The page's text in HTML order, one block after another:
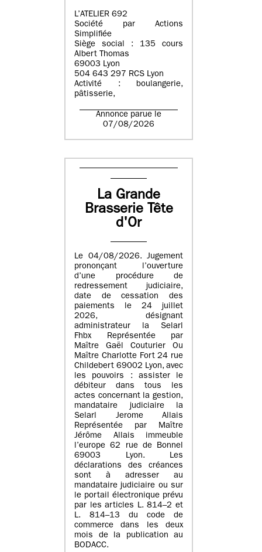
L’ATELIER 692
Société par Actions
Simplifiée
Siège social : 135 cours
Albert Thomas
69003 Lyon
504 643 297 RCS Lyon
Activité : boulangerie,
pâtisserie,
Annonce parue le
07/08/2026
La Grande
Brasserie Tête
d'Or
Le 04/08/2026. Jugement
prononçant l’ouverture
d’une procédure de
redressement judiciaire,
date de cessation des
paiements le 24 juillet
2026, désignant
administrateur la Selarl
Fhbx Représentée par
Maître Gaël Couturier Ou
Maître Charlotte Fort 24 rue
Childebert 69002 Lyon, avec
les pouvoirs : assister le
débiteur dans tous les
actes concernant la gestion,
mandataire judiciaire la
Selarl Jerome Allais
Représentée par Maître
Jérôme Allais immeuble
l’europe 62 rue de Bonnel
69003 Lyon. Les
déclarations des créances
sont à adresser au
mandataire judiciaire ou sur
le portail électronique prévu
par les articles L. 814–2 et
L. 814–13 du code de
commerce dans les deux
mois de la publication au
BODACC.